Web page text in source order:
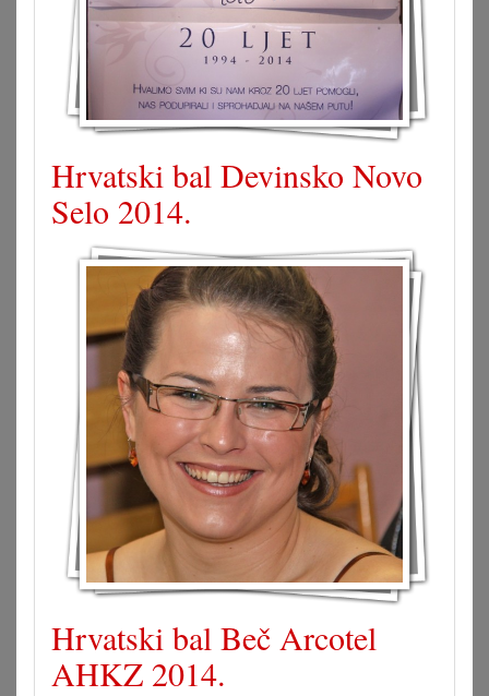
Hrvatski bal Devinsko Novo
Selo 2014.
Hrvatski bal Beč Arcotel
AHKZ 2014.